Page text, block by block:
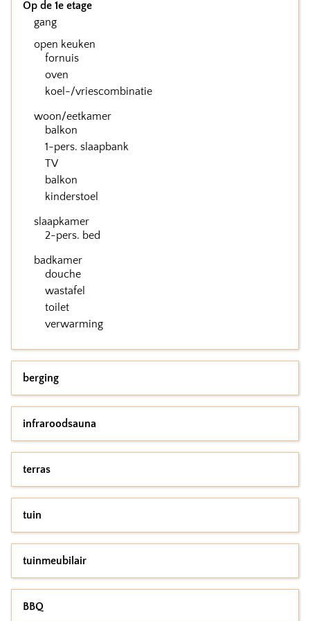
Op de 1e etage
gang
open keuken
fornuis
oven
koel-/vriescombinatie
woon/eetkamer
balkon
1-pers. slaapbank
TV
balkon
kinderstoel
slaapkamer
2-pers. bed
badkamer
douche
wastafel
toilet
verwarming
berging
infraroodsauna
terras
tuin
tuinmeubilair
BBQ